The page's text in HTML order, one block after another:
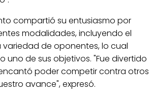
compartió su entusiasmo por
modalidades, incluyendo el
de oponentes, lo cual
uno de sus objetivos. "Fue divertido
poder competir contra otros
avance", expresó.